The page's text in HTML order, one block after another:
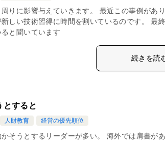
りに影響与えていきます。 最近この事例があり
しい技術習得に時間を割いているのです。 最
と聞いています
続きを読
とすると
人財教育 経営の優先順位
そうとするリーダーが多い。 海外では肩書が